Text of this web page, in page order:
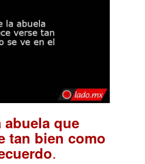
que
tan bien como
.